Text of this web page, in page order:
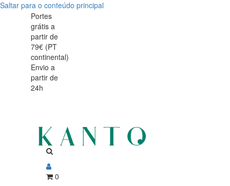
Saltar para o conteúdo principal
Prato
fundo
Pearl
acabamento
Prato
fundo
Pearl
acabamento
artesanal
Portes
grátis a
partir de
79€ (PT
continental)
Envio a
partir de
24h
0